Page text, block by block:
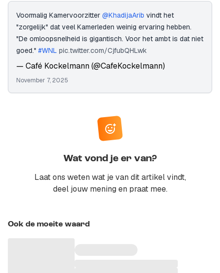
Voormalig Kamervoorzitter @KhadijaArib vindt het
"zorgelijk" dat veel Kamerleden weinig ervaring hebben.
"De omloopsnelheid is gigantisch. Voor het ambt is dat niet
goed." #WNL pic.twitter.com/CjfubQHLwk
— Café Kockelmann (@CafeKockelmann)
November 7, 2025
Wat vond je er van?
Laat ons weten wat je van dit artikel vindt,
deel jouw mening en praat mee.
Ook de moeite waard